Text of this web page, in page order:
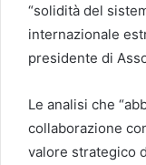
“solidità del
internazionale
presidente di
Le analisi che
collaborazione
valore strategico